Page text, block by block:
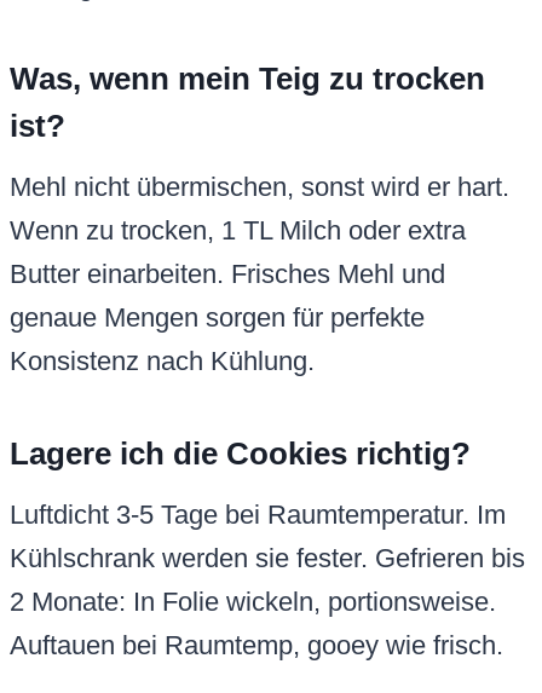
Was, wenn mein Teig zu trocken
ist?
Mehl nicht übermischen, sonst wird er hart.
Wenn zu trocken, 1 TL Milch oder extra
Butter einarbeiten. Frisches Mehl und
genaue Mengen sorgen für perfekte
Konsistenz nach Kühlung.
Lagere ich die Cookies richtig?
Luftdicht 3-5 Tage bei Raumtemperatur. Im
Kühlschrank werden sie fester. Gefrieren bis
2 Monate: In Folie wickeln, portionsweise.
Auftauen bei Raumtemp, gooey wie frisch.